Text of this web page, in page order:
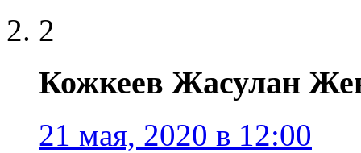
2
Кожкеев Жасулан
21 мая, 2020 в 12:00